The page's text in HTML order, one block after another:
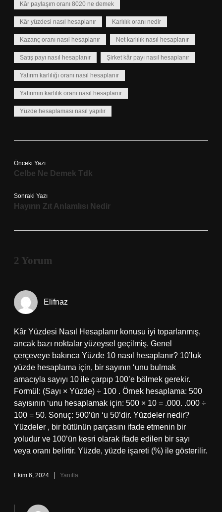
Kâr paylaşım oranı 8020 ne demek
Kâr yüzdesi nasıl hesaplanır Karlılık oranı nedir
Kazanç oranı nasıl hesaplanır Net karlılık nasıl hesaplanır
Satış payı nasıl hesaplanır Şirket kâr payı nasıl hesaplanır
Yatırım karlılığı oranı nasıl hesaplanır
Yatırımın karlılık oranı nasıl hesaplanır
Yüzde hesaplaması nasıl yapılır
Önceki Yazı
Celbe Ne Demek Tdk
Sonraki Yazı
Hayırın Zıt Anlamlısı Nedir
2 Yorum
Elifnaz
Kâr Yüzdesi Nasıl Hesaplanır konusu iyi toparlanmış,
ancak bazı noktalar yüzeysel geçilmiş. Genel
çerçeveye bakınca Yüzde 10 nasıl hesaplanır? 10’luk
yüzde hesaplama için, bir sayının ‘unu bulmak
amacıyla sayıyı 10 ile çarpıp 100’e bölmek gerekir.
Formül: (Sayı × Yüzde) ÷ 100 . Örnek hesaplama: 500
sayısının ‘unu hesaplamak için: 500 × 10 = .000. .000 ÷
100 = 50. Sonuç: 500’ün ‘u 50’dir. Yüzdeler nedir?
Yüzdeler , bir bütünün parçasını ifade etmenin bir
yoludur ve 100’ün kesri olarak ifade edilen bir sayı
veya oranı belirtir. Yüzde, yüzde işareti (%) ile gösterilir.
Ekim 6, 2024 Yanıtla